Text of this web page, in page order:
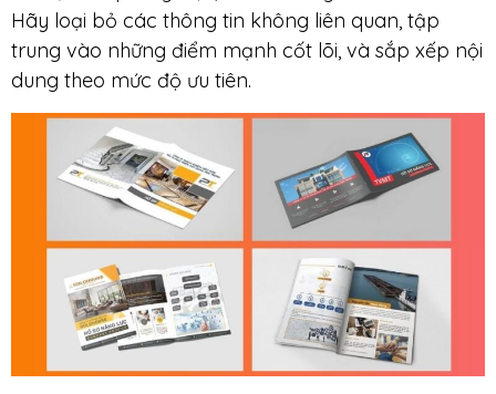
Hãy loại bỏ các thông tin không liên quan, tập
trung vào những điểm mạnh cốt lõi, và sắp xếp nội
dung theo mức độ ưu tiên.